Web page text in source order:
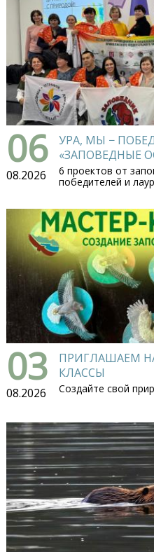
06
08.2026
УРА, МЫ −
«ЗАПОВЕДНЫЕ
6 проектов от
победителей и
03
08.2026
ПРИГЛАШАЕМ
КЛАССЫ
Создайте свой